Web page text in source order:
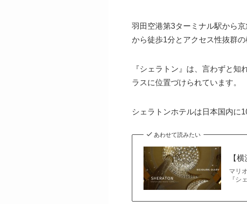
羽田空港第3ターミナル駅から
から徒歩1分とアクセス性抜群
『シェラトン』は、言わずと
ラスに位置づけられています。
シェラトンホテルは日本国内に
あわせて読みたい
【
マリ
『シ